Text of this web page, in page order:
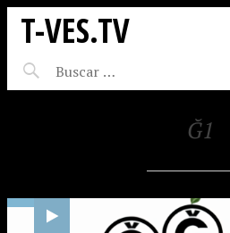
T-VES.TV
Ğ1